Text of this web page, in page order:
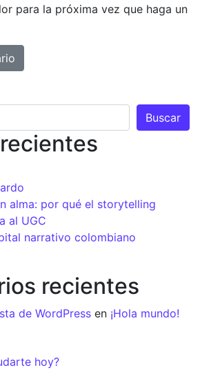
para la próxima vez que haga un
Buscar
alma: por qué el storytelling
al UGC
narrativo colombiano
recientes
de WordPress en ¡Hola mundo!
hoy?